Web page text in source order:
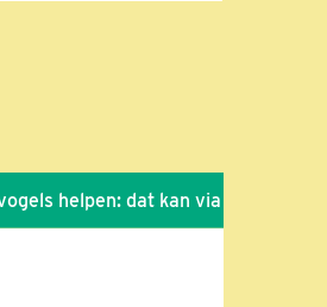
helpen: dat kan via de link!